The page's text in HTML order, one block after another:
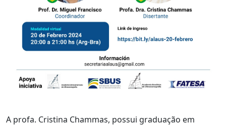
A profa. Cristina Chammas, possui graduação em